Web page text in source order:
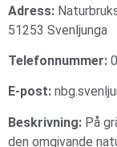
Adress:
51253 Svenljunga
Telefonnummer:
E-post:
Beskrivning: På
den omgivande